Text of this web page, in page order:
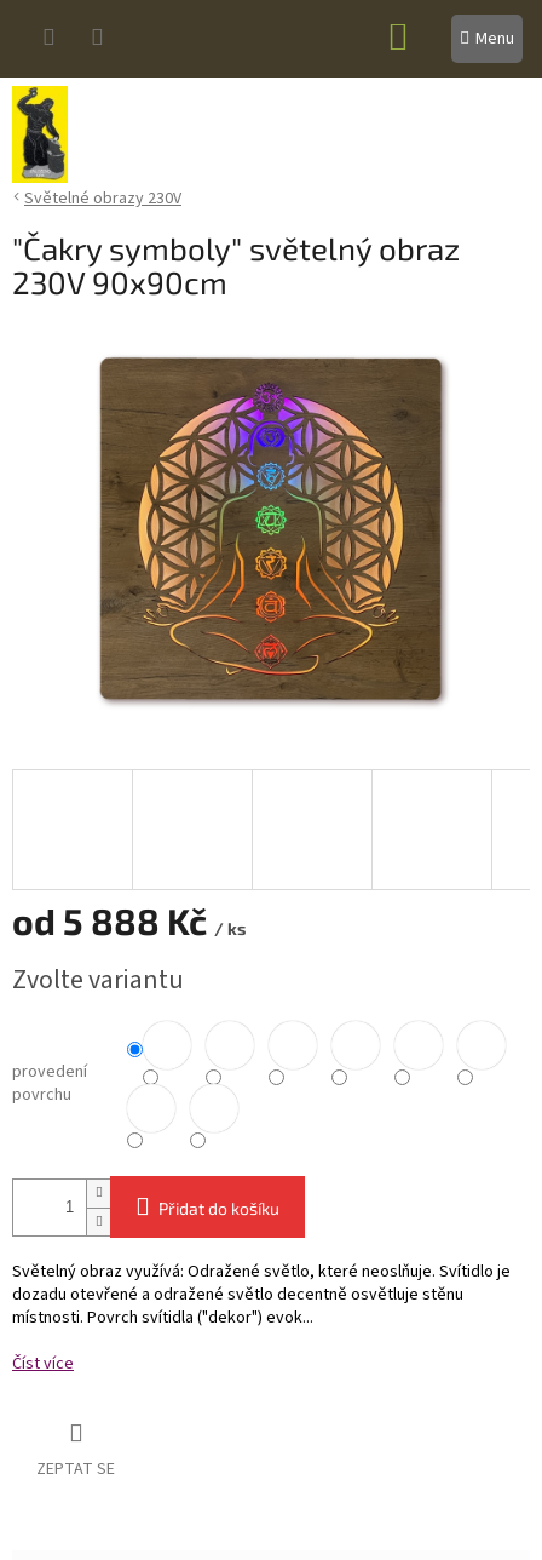
NÁKUPNÍ
KOŠÍK
Světelné obrazy 230V
"Čakry symboly" světelný obraz
230V 90x90cm
od 5 888 Kč / ks
cena:
Zvolte variantu
provedení
povrchu
Přidat do košíku
Světelný obraz využívá: Odražené světlo, které neoslňuje. Svítidlo je
dozadu otevřené a odražené světlo decentně osvětluje stěnu
místnosti. Povrch svítidla ("dekor") evok...
Číst více
ZEPTAT SE